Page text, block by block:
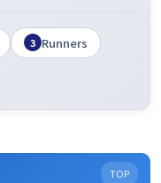
3 Runners
TOP